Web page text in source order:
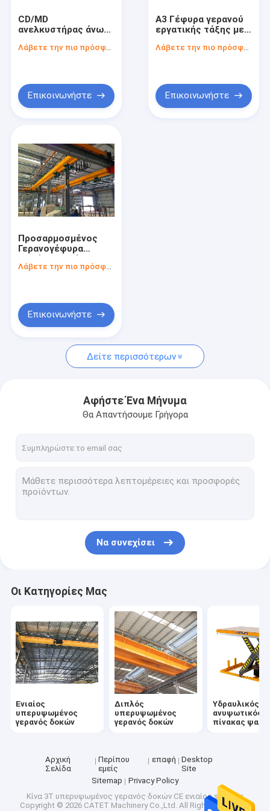
Διπλός γερανός ατσάλινων σκελετών δοκών
ηλεκτρικό κάρρο μεταφοράς
Ηλεκτρικό βαρούλκο
Λιμενικός πύλη γερανός
Γέφυρα που δημιουργεί τη μηχανή
Στοιβαχτής προσιτότητας εμπορευματοκιβωτίων
Γερανός υπερυψωμένων γεφυρών
CD/MD
ανελκυστήρας άνω
εργασιακή τάξη Α3 Λάβετε την πιο πρόσφατη τιμή
Επικοινωνήστε
Α3 Γέφυρα γερανού
εργατικής τάξης με
τηλεχειρισμού/
Επικοινωνήστε
Προσαρμοσμένος
Γερανογέφυρα
Χρώμα Βαφής, Ύψος
Λάβετε την πιο πρόσφατη τιμή
Επικοινωνήστε
Δείτε περισσότερων
Αφήστε Ένα Μήνυμα
Θα Απαντήσουμε Γρήγορα
Να συνεχίσει
Οι Κατηγορίες Μας
Ενιαίος
υπερυψωμένος
γερανός δοκών
Διπλός
υπερυψωμένος
γερανός δοκών
Υδραυλικός
ανυψωτικός
πίνακας
Αρχική
Σελίδα
Περίπου
εμείς
επαφή
Desktop
Site
Sitemap
Privacy Policy
Κίνα 3T υπερυψωμένος γερανός δοκών CE ενιαίος supplier.
Copyright © 2026 CATET Machinery Co.,Ltd. All Rights Reserved.